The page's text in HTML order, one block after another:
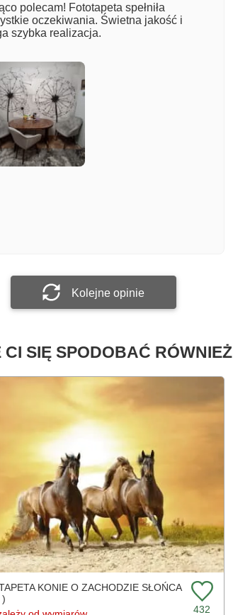
Załącz zdjęcie
polecam! Fototapeta spełniła
oczekiwania. Świetna jakość i
szybka realizacja.
Kolejne opinie
CI SIĘ SPODOBAĆ RÓWNIEŻ
KONIE O ZACHODZIE SŁOŃCA
)
432